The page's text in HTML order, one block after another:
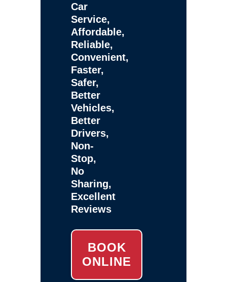
Car
Service,
Affordable,
Reliable,
Convenient,
Faster,
Safer,
Better
Vehicles,
Better
Drivers,
Non-
Stop,
No
Sharing,
Excellent
Reviews
BOOK
ONLINE